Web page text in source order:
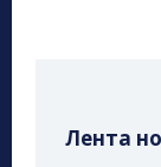
Лента